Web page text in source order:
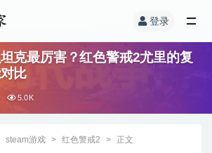
登录
克最厉害？红色警戒2尤里的复
比
5.0K
steam游戏 红色警戒2 正文